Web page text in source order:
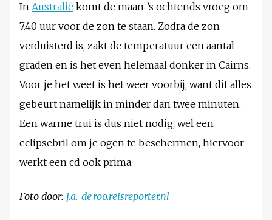
In Australië komt de maan ’s ochtends vroeg om
7.40 uur voor de zon te staan. Zodra de zon
verduisterd is, zakt de temperatuur een aantal
graden en is het even helemaal donker in Cairns.
Voor je het weet is het weer voorbij, want dit alles
gebeurt namelijk in minder dan twee minuten.
Een warme trui is dus niet nodig, wel een
eclipsebril om je ogen te beschermen, hiervoor
werkt een cd ook prima.
Foto door: j.a._de_roo.reisreporter.nl